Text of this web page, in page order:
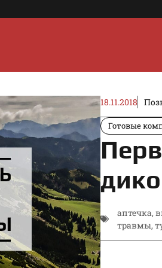
18.11.2018
Готовые
аптечка,
травмы,